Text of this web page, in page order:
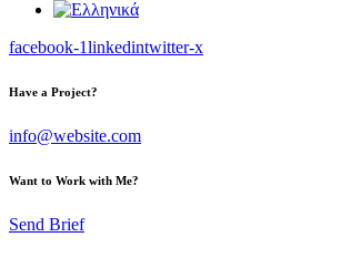
facebook-1linkedintwitter-x
Have a Project?
info@website.com
Want to Work with Me?
Send Brief